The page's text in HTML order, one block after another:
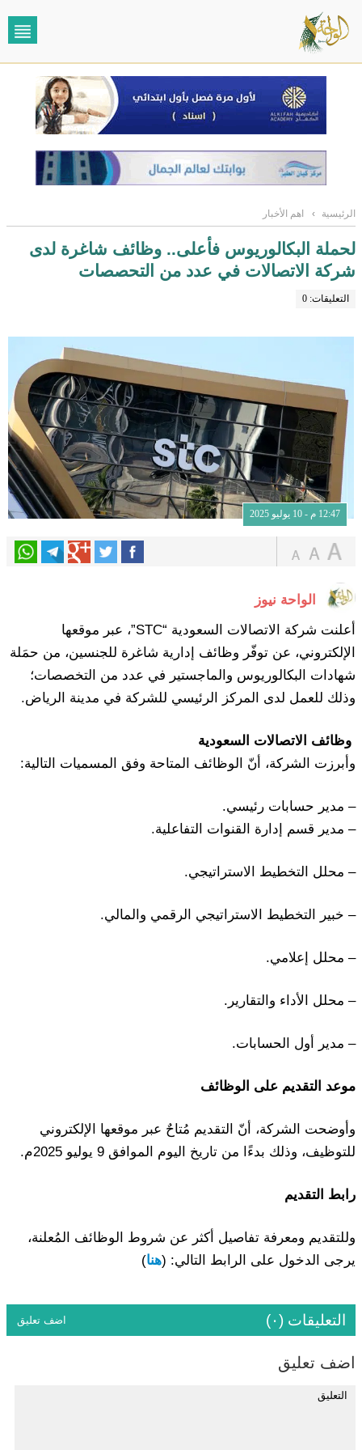
الرئيسية › اهم الأخبار
لحملة البكالوريوس فأعلى.. وظائف شاغرة لدى
شركة الاتصالات في عدد من التحصصات
التعليقات: 0
12:47 م - 10 يوليو 2025
الواحة نيوز
أعلنت شركة الاتصالات السعودية “STC”، عبر موقعها
الإلكتروني، عن توفّر وظائف إدارية شاغرة للجنسين، من حمَلة
شهادات البكالوريوس والماجستير في عدد من التخصصات؛
وذلك للعمل لدى المركز الرئيسي للشركة في مدينة الرياض.
وظائف الاتصالات السعودية
وأبرزت الشركة، أنّ الوظائف المتاحة وفق المسميات التالية:
– مدير حسابات رئيسي.
– مدير قسم إدارة القنوات التفاعلية.
– محلل التخطيط الاستراتيجي.
– خبير التخطيط الاستراتيجي الرقمي والمالي.
– محلل إعلامي.
– محلل الأداء والتقارير.
– مدير أول الحسابات.
موعد التقديم على الوظائف
وأوضحت الشركة، أنّ التقديم مُتاحٌ عبر موقعها الإلكتروني
للتوظيف، وذلك بدءًا من تاريخ اليوم الموافق 9 يوليو 2025م.
رابط التقديم
وللتقديم ومعرفة تفاصيل أكثر عن شروط الوظائف المُعلنة،
يرجى الدخول على الرابط التالي: (هنا)
التعليقات (٠) اضف تعليق
اضف تعليق